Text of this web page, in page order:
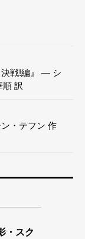
決戦!編』 — シ
順 訳
・テフン 作
・スク